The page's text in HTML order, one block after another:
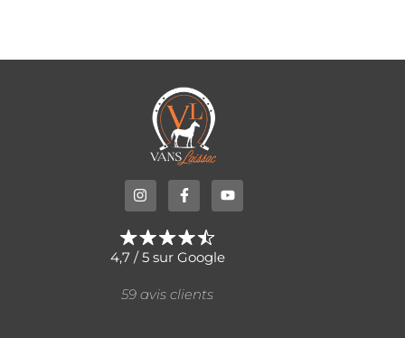
4,7 / 5 sur Google
59 avis clients